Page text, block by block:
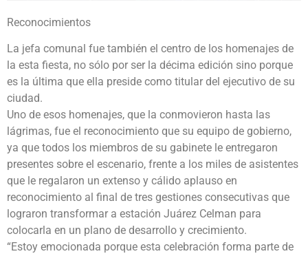
Reconocimientos
La jefa comunal fue también el centro de los homenajes de
la esta fiesta, no sólo por ser la décima edición sino porque
es la última que ella preside como titular del ejecutivo de su
ciudad.
Uno de esos homenajes, que la conmovieron hasta las
lágrimas, fue el reconocimiento que su equipo de gobierno,
ya que todos los miembros de su gabinete le entregaron
presentes sobre el escenario, frente a los miles de asistentes
que le regalaron un extenso y cálido aplauso en
reconocimiento al final de tres gestiones consecutivas que
lograron transformar a estación Juárez Celman para
colocarla en un plano de desarrollo y crecimiento.
“Estoy emocionada porque esta celebración forma parte de